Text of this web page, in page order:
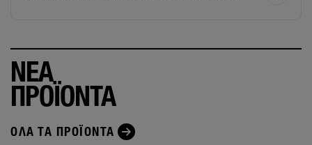
ΝΕΑ
ΠΡΟΪΟΝΤΑ
ΌΛΑ ΤΑ ΠΡΟΪΌΝΤΑ